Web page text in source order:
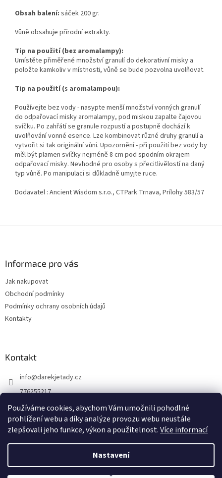
Používáme cookies, abychom Vám umožnili pohodlné
prohlížení webu a díky analýze provozu webu neustále
zlepšovali jeho funkce, výkon a použitelnost.Více informací
Nastavení
Obsah balení: sáček 200 gr.
Vůně obsahuje přírodní extrakty.
Tip na použití (bez aromalampy):
Umístěte přiměřené množství granulí do dekorativní misky a
položte kamkoliv v místnosti, vůně se bude pozvolna uvolňovat.
Tip na použití (s aromalampou):
Používejte bez vody - nasypte menší množství vonných granulí
do odpařovací misky aromalampy, pod miskou zapalte čajovou
svíčku. Po zahřátí se granule rozpustí a postupně dochází k
uvolňování vonné esence. Lze kombinovat různé druhy granulí a
vytvořit si tak originální vůni. Upozornění - při použití bez vody by
měl být plamen svíčky nejméně 8 cm pod spodním okrajem
odpařovací misky. Nevhodné pro osoby s přecitlivělostí na daný
typ vůně. Po manipulaci si důkladně umyjte ruce.
Dodavatel : Ancient Wisdom s.r.o., CTPark Trnava, Prílohy 583/57
Informace pro vás
Jak nakupovat
Obchodní podmínky
Podmínky ochrany osobních údajů
Kontakty
Kontakt
info@darekjetady.cz
776255217
DÁREK JE TADY
darek_je_tady
Vytvořil Shoptet